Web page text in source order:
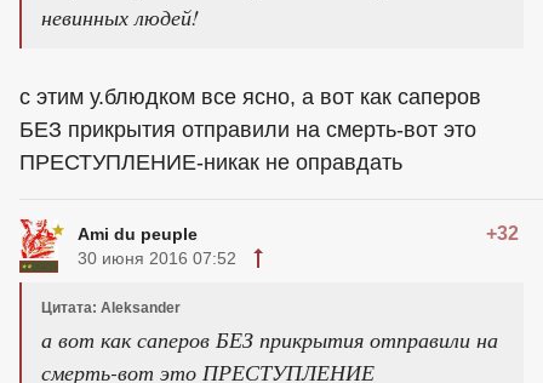
невинных людей!
с этим у.блюдком все ясно, а вот как саперов
БЕЗ прикрытия отправили на смерть-вот это
ПРЕСТУПЛЕНИЕ-никак не оправдать
Ami du peuple +32
30 июня 2016 07:52
Цитата: Aleksander
а вот как саперов БЕЗ прикрытия отправили на
смерть-вот это ПРЕСТУПЛЕНИЕ